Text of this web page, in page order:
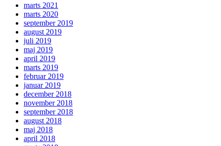
marts 2021
marts 2020
september 2019
august 2019
juli 2019
maj 2019
april 2019
marts 2019
februar 2019
januar 2019
december 2018
november 2018
september 2018
august 2018
maj 2018
april 2018